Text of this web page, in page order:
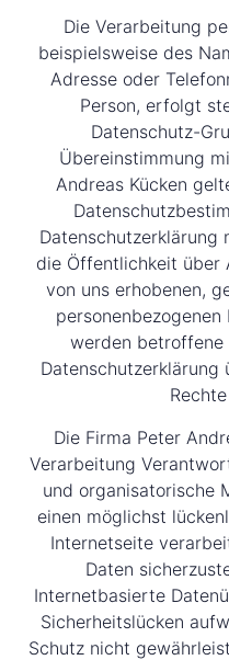
Die Verarbeitung
beispielsweise des
Adresse oder
Person, erfolgt
Datenschutz-
Übereinstimmung
Andreas Kücken
Datenschutzerklärung
die Öffentlichkeit über
von uns erhobenen,
werden betroffene
Datenschutzerklärung
Die Firma Peter
Verarbeitung
und organisatorische
einen möglichst
Internetseite
Daten
Internetbasierte
Sicherheitslücken
Schutz nicht